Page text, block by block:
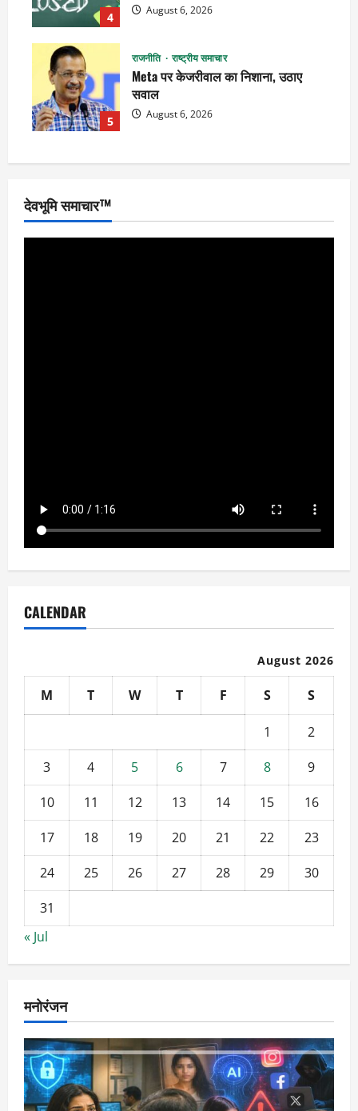
4 August 6, 2026
5
राजनीति राष्ट्रीय समाचार
Meta पर केजरीवाल का निशाना, उठाए
सवाल
August 6, 2026
देवभूमि समाचार™
CALENDAR
August 2026
M T W T F S S
1
2
3
4 5 6 7 8
9
10
11 12 13 14 15
16
17
18 19 20 21 22
23
24
25 26 27 28 29
30
31
« Jul
मनोरंजन